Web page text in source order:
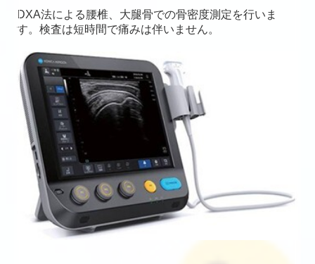
DXA法による腰椎、大腿骨での骨密度測定を行いま
す。検査は短時間で痛みは伴いません。